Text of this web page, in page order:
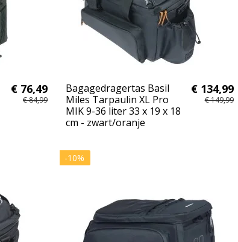
€ 76,49
€ 84,99
Bagagedragertas Basil
Miles Tarpaulin XL Pro
MIK 9-36 liter 33 x 19 x 18
cm - zwart/oranje
€ 134,99
€ 149,99
-10%